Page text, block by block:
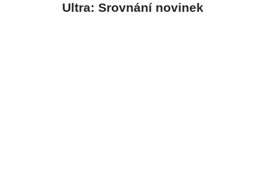
Ultra: Srovnání novinek